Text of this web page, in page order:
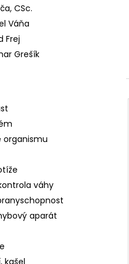
CSc.
Váňa
Frej
Grešík
organismu
váhy
aparát
kašel